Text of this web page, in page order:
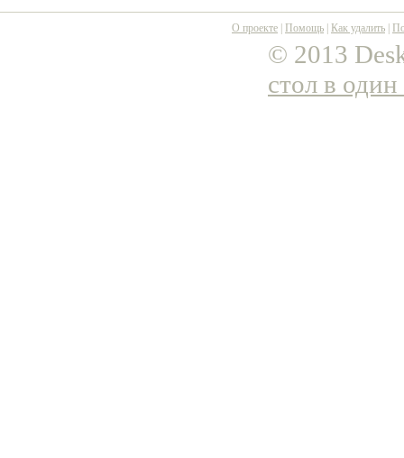
О проекте Помощь Как удалить
© 2013
стол в